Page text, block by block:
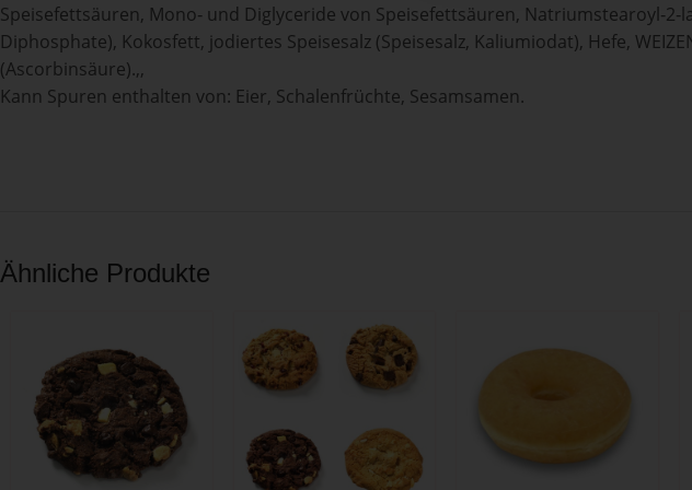
Speisefettsäuren, Mono‐ und Diglyceride von Speisefettsäuren,
Diphosphate), Kokosfett, jodiertes Speisesalz (Speisesalz, Kaliumiodat), Hefe,
(Ascorbinsäure).,,
Kann Spuren enthalten von: Eier, Schalenfrüchte, Sesamsamen.
Ähnliche Produkte